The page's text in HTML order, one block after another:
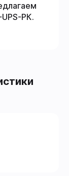
РК.